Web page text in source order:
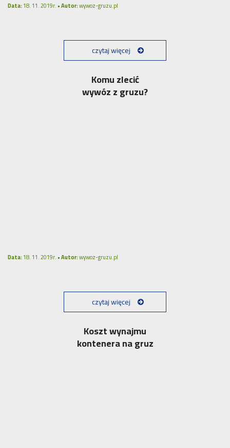
Data:18. 11. 2019r. •Autor:wywoz-gruzu.pl
czytaj więcej
Komu zlecić
wywóz z gruzu?
Data:18. 11. 2019r. •Autor:wywoz-gruzu.pl
czytaj więcej
Koszt wynajmu
kontenera na gruz